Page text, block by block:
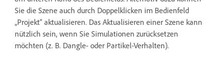
Sie die Szene auch durch Doppelklicken im Bedienfeld
„Projekt“ aktualisieren. Das Aktualisieren einer Szene kann
nützlich sein, wenn Sie Simulationen zurücksetzen
möchten (z. B. Dangle- oder Partikel-Verhalten).